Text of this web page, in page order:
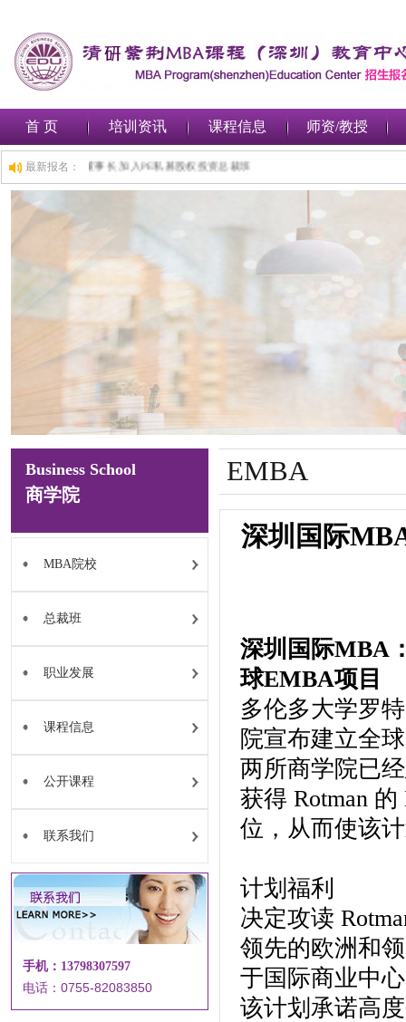
首 页 培训资讯 课程信息 师资/教授
最新报名：
融集团有限公司 董事长 加入PE私募股权投资总裁班
Business School
商学院
MBA院校
总裁班
职业发展
课程信息
公开课程
联系我们
手机：13798307597
电话：0755-82083850
EMBA
深圳国际
深圳国际MBA
球EMBA项目
多伦多大学罗
院宣布建立全
两所商学院已
获得 Rotman
位，从而使该
计划福利
决定攻读
领先的欧洲和
于国际商业中
该计划承诺高